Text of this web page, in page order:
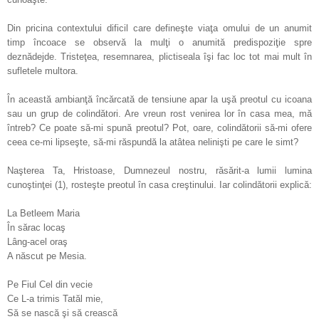
Din pricina contextului dificil care defineşte viaţa omului de un anumit
timp încoace se observă la mulţi o anumită predispoziţie spre
deznădejde. Tristeţea, resemnarea, plictiseala îşi fac loc tot mai mult în
sufletele multora.
În această ambianţă încărcată de tensiune apar la uşă preotul cu icoana
sau un grup de colindători. Are vreun rost venirea lor în casa mea, mă
întreb? Ce poate să-mi spună preotul? Pot, oare, colindătorii să-mi ofere
ceea ce-mi lipseşte, să-mi răspundă la atâtea nelinişti pe care le simt?
Naşterea Ta, Hristoase, Dumnezeul nostru, răsărit-a lumii lumina
cunoştinţei (1), rosteşte preotul în casa creştinului. Iar colindătorii explică:
La Betleem Maria
În sărac locaş
Lâng-acel oraş
A născut pe Mesia.
Pe Fiul Cel din vecie
Ce L-a trimis Tatăl mie,
Să se nască şi să crească